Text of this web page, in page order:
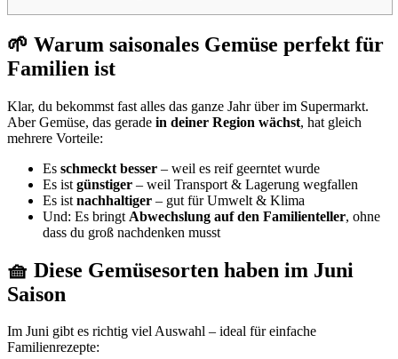
🌱 Warum saisonales Gemüse perfekt für
Familien ist
Klar, du bekommst fast alles das ganze Jahr über im Supermarkt.
Aber Gemüse, das gerade in deiner Region wächst, hat gleich
mehrere Vorteile:
Es schmeckt besser – weil es reif geerntet wurde
Es ist günstiger – weil Transport & Lagerung wegfallen
Es ist nachhaltiger – gut für Umwelt & Klima
Und: Es bringt Abwechslung auf den Familienteller, ohne
dass du groß nachdenken musst
🧺 Diese Gemüsesorten haben im Juni
Saison
Im Juni gibt es richtig viel Auswahl – ideal für einfache
Familienrezepte: